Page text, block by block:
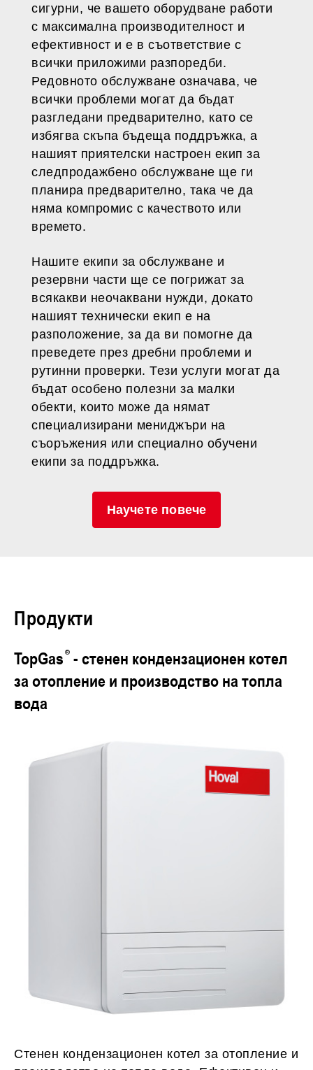
сигурни, че вашето оборудване работи
с максимална производителност и
ефективност и е в съответствие с
всички приложими разпоредби.
Редовното обслужване означава, че
всички проблеми могат да бъдат
разгледани предварително, като се
избягва скъпа бъдеща поддръжка, а
нашият приятелски настроен екип за
следпродажбено обслужване ще ги
планира предварително, така че да
няма компромис с качеството или
времето.
Нашите екипи за обслужване и
резервни части ще се погрижат за
всякакви неочаквани нужди, докато
нашият технически екип е на
разположение, за да ви помогне да
преведете през дребни проблеми и
рутинни проверки. Тези услуги могат да
бъдат особено полезни за малки
обекти, които може да нямат
специализирани мениджъри на
съоръжения или специално обучени
екипи за поддръжка.
Научете повече
Продукти
TopGas - стенен кондензационен котел
за отопление и производство на топла
вода
Стенен кондензационен котел за отопление и